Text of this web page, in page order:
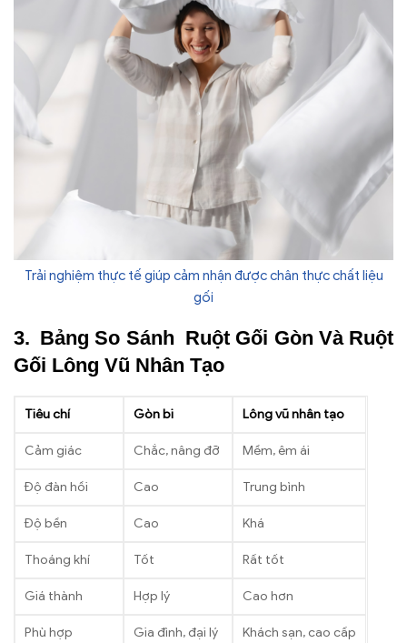
Trải nghiệm thực tế giúp cảm nhận được chân thực chất liệu
gối
Bảng So Sánh Ruột Gối Gòn Và Ruột
Gối Lông Vũ Nhân Tạo
Tiêu chí Gòn bi Lông vũ nhân tạo
Cảm giác Chắc, nâng đỡ Mềm, êm ái
Độ đàn hồi Cao Trung bình
Độ bền Cao Khá
Thoáng khí Tốt Rất tốt
Giá thành Hợp lý Cao hơn
Phù hợp Gia đình, đại lý Khách sạn, cao cấp